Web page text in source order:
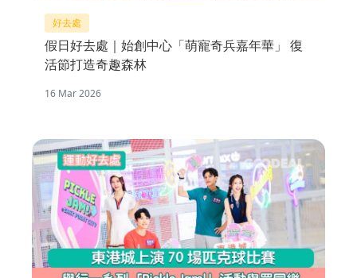
好去處
假日好去處｜始創中心「萌寵奇兵嘉年華」 復
活節打造奇趣森林
16 Mar 2026